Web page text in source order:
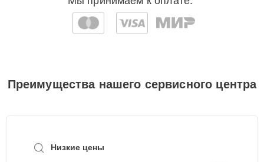
Преимущества нашего сервисного центра
Низкие цены